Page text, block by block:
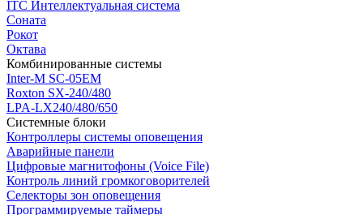
ITC Интеллектуальная система
Соната
Рокот
Октава
Комбинированные системы
Inter-M SC-05EM
Roxton SX-240/480
LPA-LX240/480/650
Системные блоки
Контроллеры системы оповещения
Аварийные панели
Цифровые магнитофоны (Voice File)
Контроль линий громкоговорителей
Селекторы зон оповещения
Программируемые таймеры